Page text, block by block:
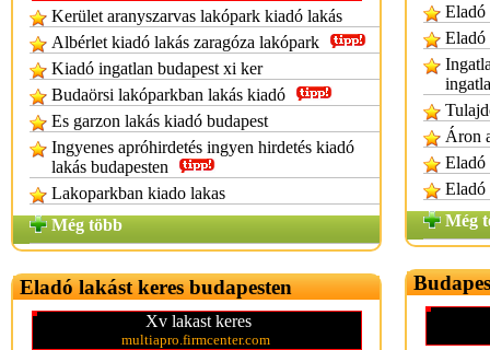
Kerület aranyszarvas lakópark kiadó lakás
Albérlet kiadó lakás zaragóza lakópark
Kiadó ingatlan budapest xi ker
Budaörsi lakóparkban lakás kiadó
Es garzon lakás kiadó budapest
Ingyenes apróhirdetés ingyen hirdetés kiadó
lakás budapesten
Lakoparkban kiado lakas
Még több
Eladó lakást keres budapesten
Xv lakast keres
multiapro.firmcenter.com
Eladó
Eladó
Áron
Eladó
Eladó
Még